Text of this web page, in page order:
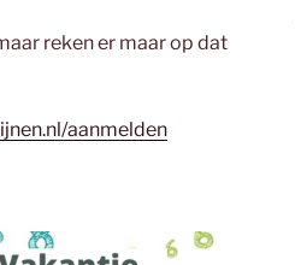
reken er maar op dat
aanmelden